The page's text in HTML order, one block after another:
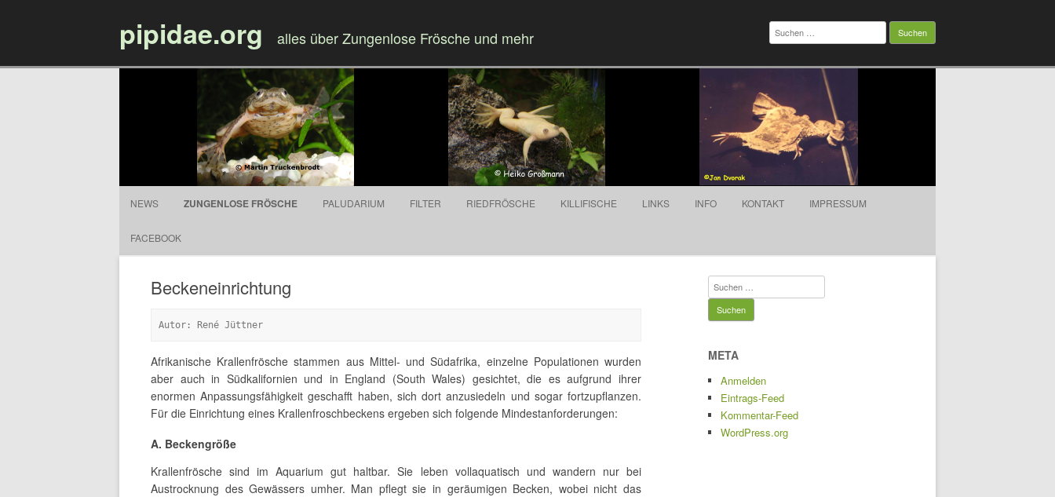
pipidae.org alles über Zungenlose Frösche und mehr
Suchen
nach:
NEWS ZUNGENLOSE FRÖSCHE PALUDARIUM FILTER RIEDFRÖSCHE KILLIFISCHE LINKS INFO KONTAKT IMPRESSUM
FACEBOOK
Beckeneinrichtung
Autor: René Jüttner
Afrikanische Krallenfrösche stammen aus Mittel- und Südafrika, einzelne Populationen wurden
aber auch in Südkalifornien und in England (South Wales) gesichtet, die es aufgrund ihrer
enormen Anpassungsfähigkeit geschafft haben, sich dort anzusiedeln und sogar fortzupflanzen.
Für die Einrichtung eines Krallenfroschbeckens ergeben sich folgende Mindestanforderungen:
A. Beckengröße
Krallenfrösche sind im Aquarium gut haltbar. Sie leben vollaquatisch und wandern nur bei
Austrocknung des Gewässers umher. Man pflegt sie in geräumigen Becken, wobei nicht das
Suchen
nach:
META
Anmelden
Eintrags-Feed
Kommentar-Feed
WordPress.org